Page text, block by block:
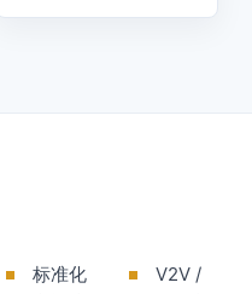
标准化
V2V /